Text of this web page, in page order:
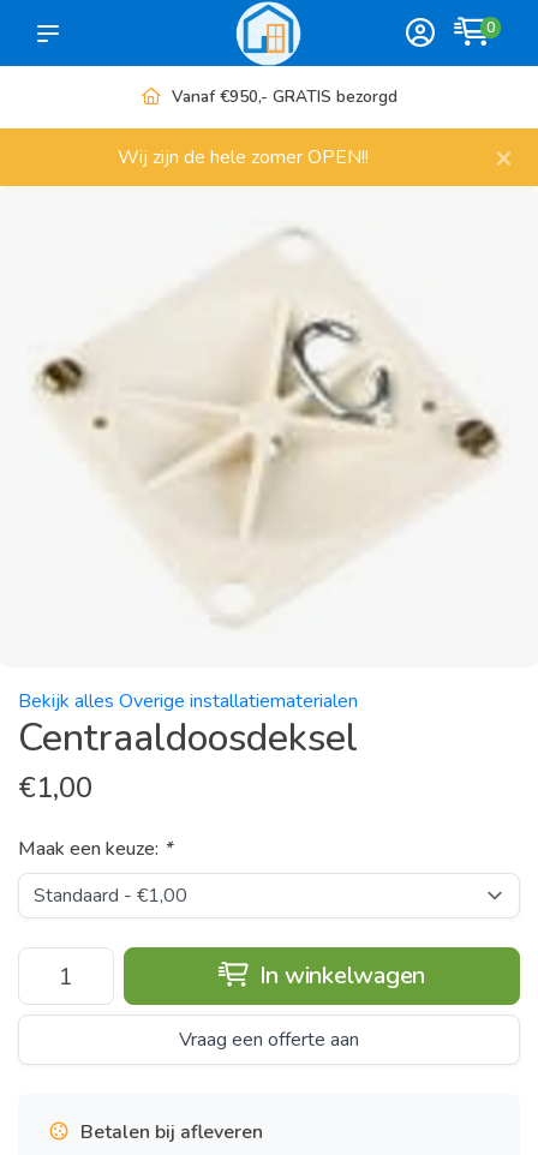
0
Meer dan 1000 artikelen
Wij zijn de hele zomer OPEN!! ×
Bekijk alles Overige installatiematerialen
Centraaldoosdeksel
€1,00
Maak een keuze: *
In winkelwagen
Vraag een offerte aan
Betalen bij afleveren